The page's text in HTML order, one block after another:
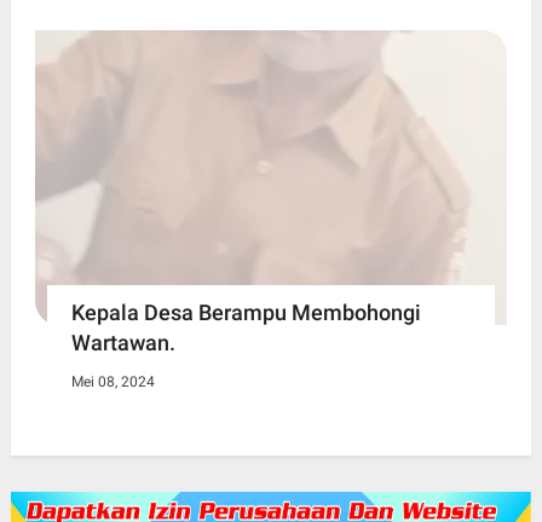
Kepala Desa Berampu Membohongi
Wartawan.
Mei 08, 2024